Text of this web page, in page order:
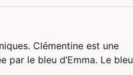
Clémentine est une
par le bleu d’Emma. Le bleu